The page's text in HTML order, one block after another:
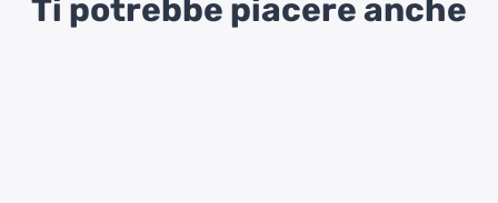
Ti potrebbe piacere anche